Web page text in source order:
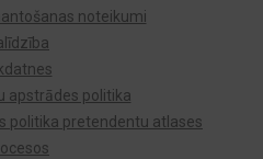
noteikumi
apstrādes politika
politika pretendentu atlases